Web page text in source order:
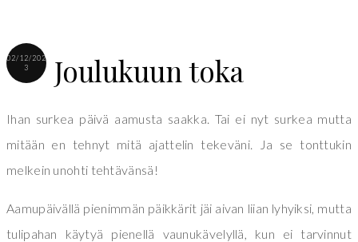
02/12/202
3
Joulukuun toka
Ihan surkea päivä aamusta saakka. Tai ei nyt surkea mutta
mitään en tehnyt mitä ajattelin tekeväni. Ja se tonttukin
melkein unohti tehtävänsä!
Aamupäivällä pienimmän päikkärit jäi aivan liian lyhyiksi, mutta
tulipahan käytyä pienellä vaunukävelyllä, kun ei tarvinnut